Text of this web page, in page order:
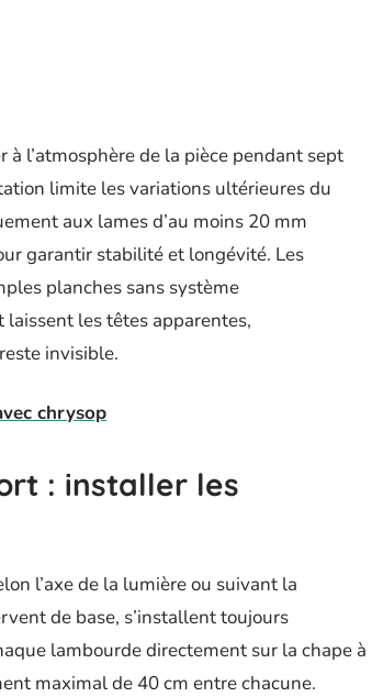
l’atmosphère de la pièce pendant sept
limite les variations ultérieures du
aux lames d’au moins 20 mm
garantir stabilité et longévité. Les
planches sans système
les têtes apparentes,
invisible.
chrysop
: installer les
l’axe de la lumière ou suivant la
de base, s’installent toujours
lambourde directement sur la chape à
maximal de 40 cm entre chacune.